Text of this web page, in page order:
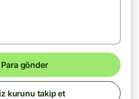
Para gönder
kurunu takip et